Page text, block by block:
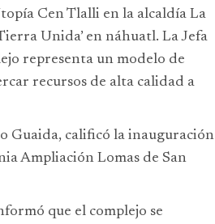
Cen Tlalli en la alcaldía La
Unida’ en náhuatl. La Jefa
representa un modelo de
recursos de alta calidad a
Guaida, calificó la inauguración
Ampliación Lomas de San
que el complejo se